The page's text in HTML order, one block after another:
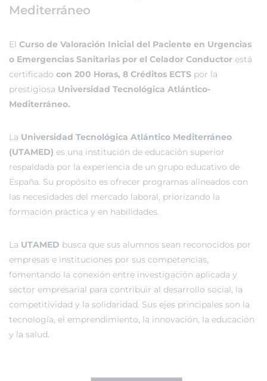
Mediterráneo
El Curso de Valoración Inicial del Paciente en Urgencias
o Emergencias Sanitarias por el Celador Conductor está
certificado con 200 Horas, 8 Créditos ECTS por la
prestigiosa Universidad Tecnológica Atlántico-
Mediterráneo.
La Universidad Tecnológica Atlántico Mediterráneo
(UTAMED) es una institución de educación superior
respaldada por la experiencia de un grupo educativo de
España. Su propósito es ofrecer programas alineados con
las necesidades del mercado laboral, priorizando la
formación práctica y en habilidades.
La UTAMED busca que sus alumnos sean reconocidos por
empresas e instituciones por sus competencias,
fomentando la conexión entre investigación aplicada y
sector empresarial para contribuir al desarrollo social, la
competitividad y la solidaridad. Sus ejes principales son la
tecnología, el emprendimiento, la innovación, la educación
y la salud.